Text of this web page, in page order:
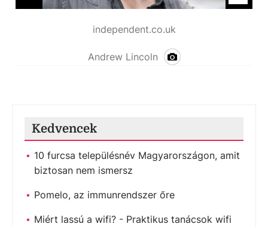
independent.co.uk
Andrew Lincoln
Kedvencek
10 furcsa településnév Magyarországon, amit
biztosan nem ismersz
Pomelo, az immunrendszer őre
Miért lassú a wifi? - Praktikus tanácsok wifi